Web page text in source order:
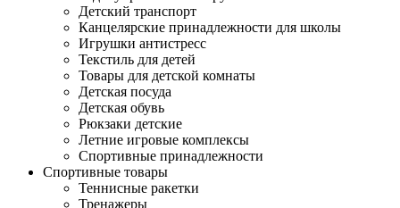
Детский транспорт
Канцелярские принадлежности для школы
Игрушки антистресс
Текстиль для детей
Товары для детской комнаты
Детская посуда
Детская обувь
Рюкзаки детские
Летние игровые комплексы
Спортивные принадлежности
Спортивные товары
Теннисные ракетки
Тренажеры